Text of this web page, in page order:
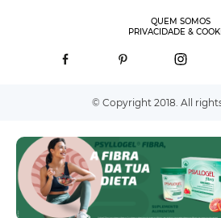
QUEM SOMOS
PRIVACIDADE &
© Copyright 2018. All